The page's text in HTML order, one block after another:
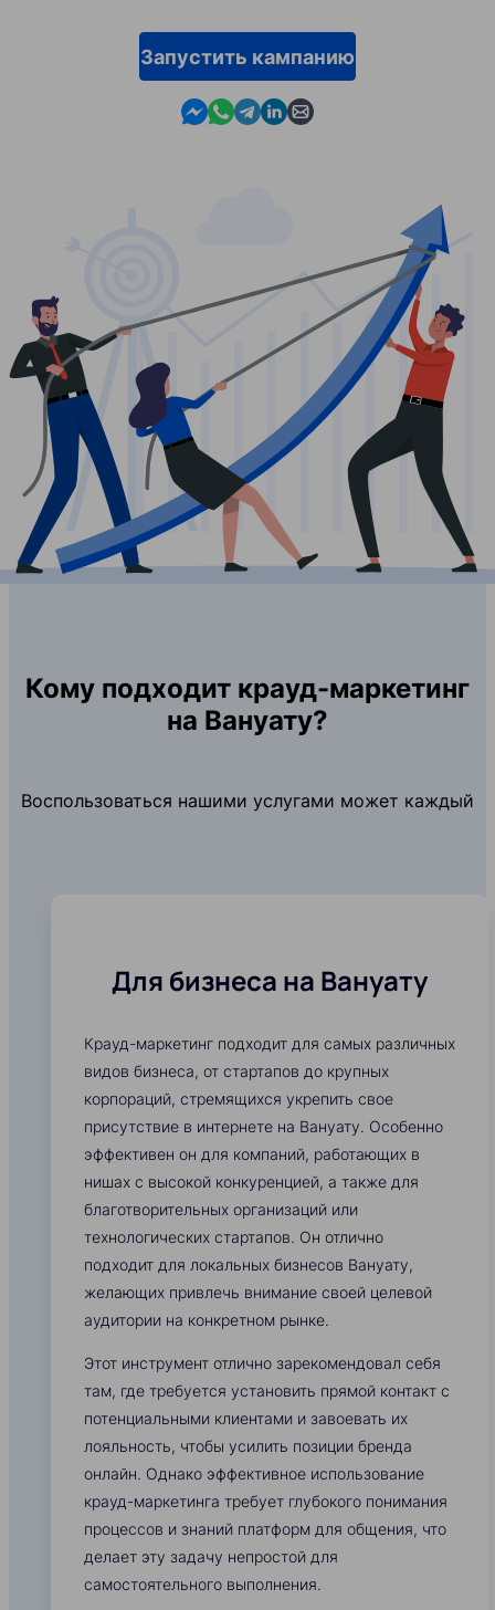
Запустить кампанию
Contact us in Messenger
Contact us in WhatsApp
Contact us in Telegram
Contact us in Linkedin
Contact us by email
Кому подходит крауд-маркетинг
на Вануату?
Воспользоваться нашими услугами может каждый
Для бизнеса на Вануату
Крауд-маркетинг подходит для самых различных
видов бизнеса, от стартапов до крупных
корпораций, стремящихся укрепить свое
присутствие в интернете на Вануату. Особенно
эффективен он для компаний, работающих в
нишах с высокой конкуренцией, а также для
благотворительных организаций или
технологических стартапов. Он отлично
подходит для локальных бизнесов Вануату,
желающих привлечь внимание своей целевой
аудитории на конкретном рынке.
Этот инструмент отлично зарекомендовал себя
там, где требуется установить прямой контакт с
потенциальными клиентами и завоевать их
лояльность, чтобы усилить позиции бренда
онлайн. Однако эффективное использование
крауд-маркетинга требует глубокого понимания
процессов и знаний платформ для общения, что
делает эту задачу непростой для
самостоятельного выполнения.